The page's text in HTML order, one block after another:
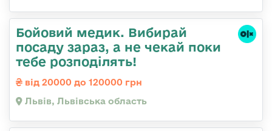
Бойовий медик. Вибирай
посаду зараз, а не чекай поки
тебе розподілять!
від 20000 до 120000 грн
Львів, Львівська область